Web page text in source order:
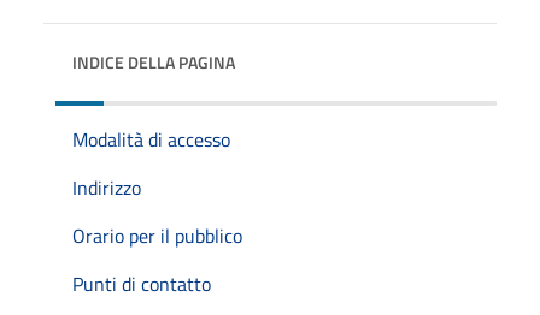
INDICE DELLA PAGINA
Modalità di accesso
Indirizzo
Orario per il pubblico
Punti di contatto